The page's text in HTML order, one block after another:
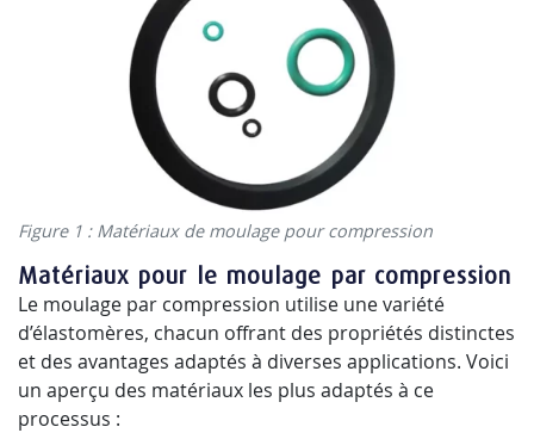
Figure 1 : Matériaux de moulage pour compression
Matériaux pour le moulage par compression
Le moulage par compression utilise une variété
d’élastomères, chacun offrant des propriétés distinctes
et des avantages adaptés à diverses applications. Voici
un aperçu des matériaux les plus adaptés à ce
processus :